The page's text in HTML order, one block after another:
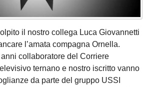
il nostro collega Luca Giovannetti
l’amata compagna Ornella.
collaboratore del Corriere
ternano e nostro iscritto vanno
da parte del gruppo USSI